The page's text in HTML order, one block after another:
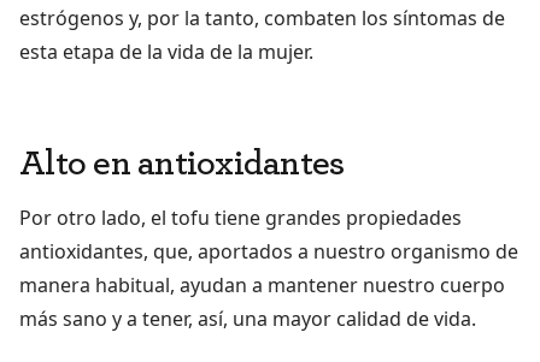
estrógenos y, por la tanto, combaten los síntomas de
esta etapa de la vida de la mujer.
Alto en antioxidantes
Por otro lado, el tofu tiene grandes propiedades
antioxidantes, que, aportados a nuestro organismo de
manera habitual, ayudan a mantener nuestro cuerpo
más sano y a tener, así, una mayor calidad de vida.